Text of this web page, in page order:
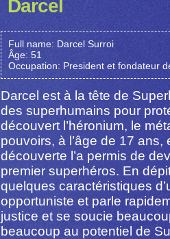
Darcel
Full name: Darcel Surroi
Âge: 51
Occupation: President et fondateur
Darcel est à la tête de
des superhumains pour
découvert l’héronium, le
pouvoirs, à l’âge de 17
découverte l’a permis de
premier superhéros. En
quelques caractéristiques
opportuniste et parle
justice et se soucie
beaucoup au potentiel de